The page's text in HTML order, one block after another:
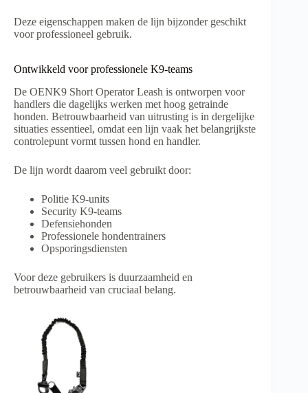
Deze eigenschappen maken de lijn bijzonder geschikt
voor professioneel gebruik.
Ontwikkeld voor professionele K9-teams
De OENK9 Short Operator Leash is ontworpen voor
handlers die dagelijks werken met hoog getrainde
honden. Betrouwbaarheid van uitrusting is in dergelijke
situaties essentieel, omdat een lijn vaak het belangrijkste
controlepunt vormt tussen hond en handler.
De lijn wordt daarom veel gebruikt door:
Politie K9-units
Security K9-teams
Defensiehonden
Professionele hondentrainers
Opsporingsdiensten
Voor deze gebruikers is duurzaamheid en
betrouwbaarheid van cruciaal belang.